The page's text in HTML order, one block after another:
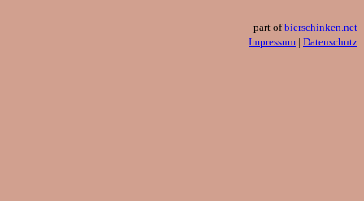
part ofbierschinken.net
Impressum | Datenschutz